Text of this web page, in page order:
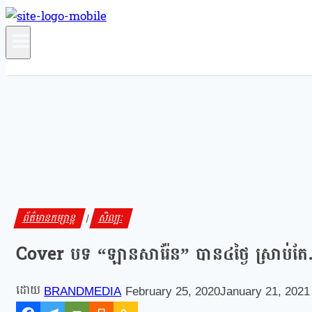
ព័ត៌មានកម្សាន្ត | សិល្បៈ
Cover បទ “ឡានសារ៉ែន” បាន៤ថ្ងៃ ស្រាប់ត
BRANDMEDIA February 25, 2020January 21, 2021